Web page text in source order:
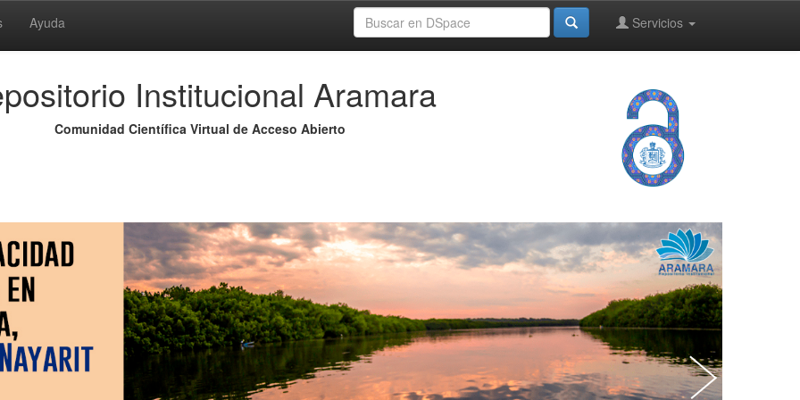
Ayuda Servicios
Institucional Aramara
Comunidad Científica Virtual de Acceso Abierto